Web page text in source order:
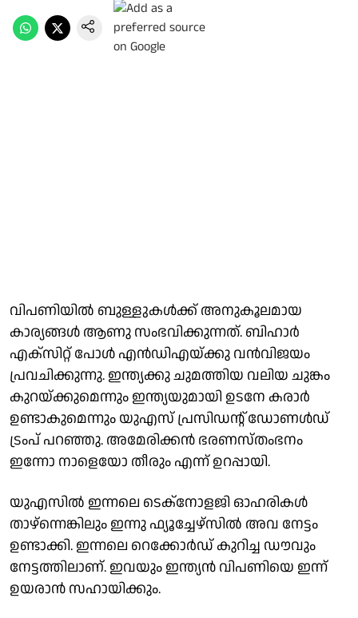
വിപണിയില്‍ ബുള്ളുകള്‍ക്ക് അനുകൂലമായ
കാര്യങ്ങള്‍ ആണു സംഭവിക്കുന്നത്. ബിഹാര്‍
എക്‌സിറ്റ് പോള്‍ എന്‍ഡിഎയ്ക്കു വന്‍വിജയം
പ്രവചിക്കുന്നു. ഇന്ത്യക്കു ചുമത്തിയ വലിയ ചുങ്കം
കുറയ്ക്കുമെന്നും ഇന്ത്യയുമായി ഉടനേ കരാര്‍
ഉണ്ടാകുമെന്നും യുഎസ് പ്രസിഡന്റ് ഡോണള്‍ഡ്
ട്രംപ് പറഞ്ഞു. അമേരിക്കന്‍ ഭരണസ്തംഭനം
ഇന്നോ നാളെയോ തീരും എന്ന് ഉറപ്പായി.
യുഎസില്‍ ഇന്നലെ ടെക്‌നോളജി ഓഹരികള്‍
താഴ്‌ന്നെങ്കിലും ഇന്നു ഫ്യൂച്ചേഴ്‌സില്‍ അവ നേട്ടം
ഉണ്ടാക്കി. ഇന്നലെ റെക്കോര്‍ഡ് കുറിച്ച ഡൗവും
നേട്ടത്തിലാണ്. ഇവയും ഇന്ത്യന്‍ വിപണിയെ ഇന്ന്
ഉയരാന്‍ സഹായിക്കും.